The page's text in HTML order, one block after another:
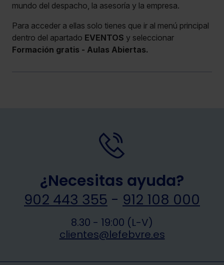
mundo del despacho, la asesoría y la empresa.
Para acceder a ellas solo tienes que ir al menú principal
dentro del apartado EVENTOS y seleccionar
Formación gratis - Aulas Abiertas.
¿Necesitas ayuda?
902 443 355 - 912 108 000
8.30 - 19:00 (L-V)
clientes@lefebvre.es